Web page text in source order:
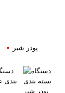
پودر شیر